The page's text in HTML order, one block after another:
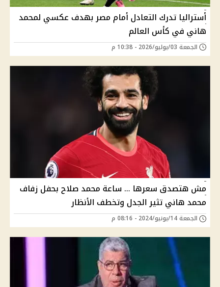
أستراليا تدرك التعادل أمام مصر بهدف عكسي لمحمد
هاني في كأس العالم
الجمعة 03/يوليو/2026 - 10:38 م
مش هتصدق سعرها ... ساعة محمد صلاح بحفل زفاف
محمد هاني تثير الجدل وتخطف الأنظار
الجمعة 14/يونيو/2024 - 08:16 م